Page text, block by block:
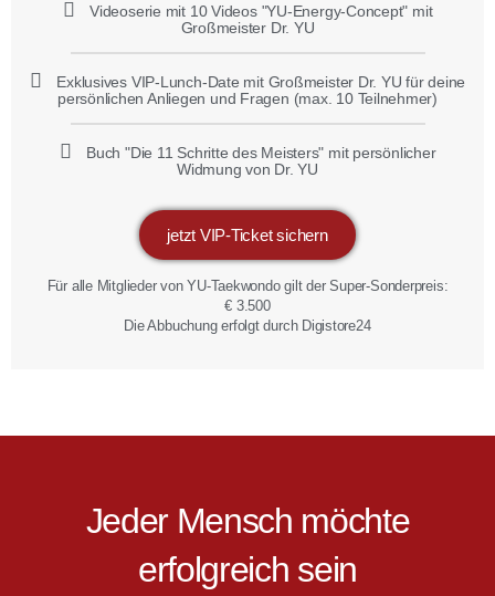
Videoserie mit 10 Videos "YU-Energy-Concept" mit
Großmeister Dr. YU
Exklusives VIP-Lunch-Date mit Großmeister Dr. YU für deine
persönlichen Anliegen und Fragen (max. 10 Teilnehmer)
Buch "Die 11 Schritte des Meisters" mit persönlicher
Widmung von Dr. YU
jetzt VIP-Ticket sichern
Für alle Mitglieder von YU-Taekwondo gilt der Super-Sonderpreis:
€ 3.500
Die Abbuchung erfolgt durch Digistore24
Jeder Mensch möchte
erfolgreich sein